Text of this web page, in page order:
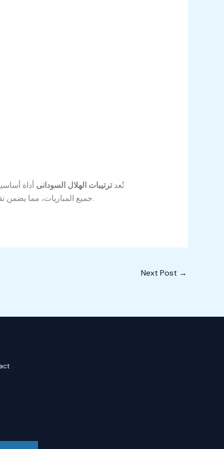
تُعدترتيبات الهلال السودانى أداة
جميع المباريات، مما يضمن تفوقه المستمر في البطولة. متابعة هذه الترتيبات تمكن الجماهير من التنبؤ بالنتائج ومتابعة كل تحديثات الفريق بدقة.
Next Post →